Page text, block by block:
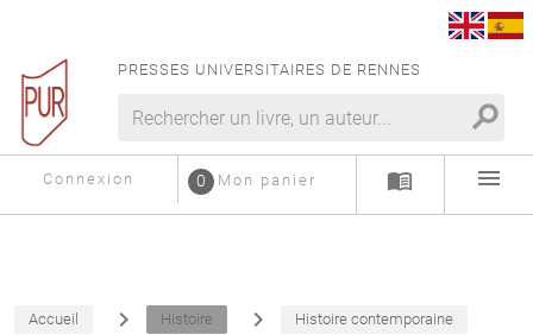
PRESSES UNIVERSITAIRES DE RENNES
search
Connexion Mon panier
0 menu_book menu
Accueil navigate_next Histoire navigate_next Histoire contemporaine